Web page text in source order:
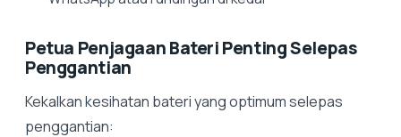
Petua Penjagaan Bateri Penting Selepas
Penggantian
Kekalkan kesihatan bateri yang optimum selepas
penggantian: